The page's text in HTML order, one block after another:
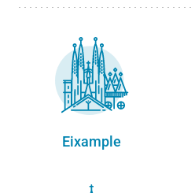
Eixample